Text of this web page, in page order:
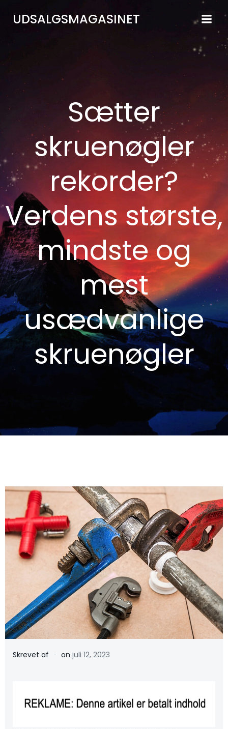
til
indhold
UDSALGSMAGASINET
Sætter
skruenøgler
rekorder?
Verdens største,
mindste og
mest
usædvanlige
skruenøgler
Skrevet af - on juli 12, 2023